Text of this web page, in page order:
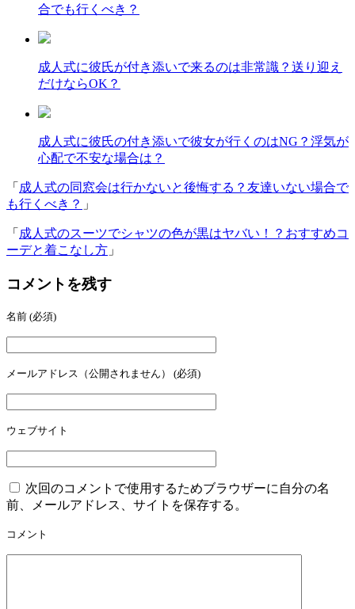
合でも行くべき？
成人式に彼氏が付き添いで来るのは非常識？送り迎え
だけならOK？
成人式に彼氏の付き添いで彼女が行くのはNG？浮気が
心配で不安な場合は？
「 成人式の同窓会は行かないと後悔する？友達いない場合で
も行くべき？ 」
「 成人式のスーツでシャツの色が黒はヤバい！？おすすめコ
ーデと着こなし方 」
コメントを残す
名前 (必須)
メールアドレス（公開されません） (必須)
ウェブサイト
次回のコメントで使用するためブラウザーに自分の名
前、メールアドレス、サイトを保存する。
コメント